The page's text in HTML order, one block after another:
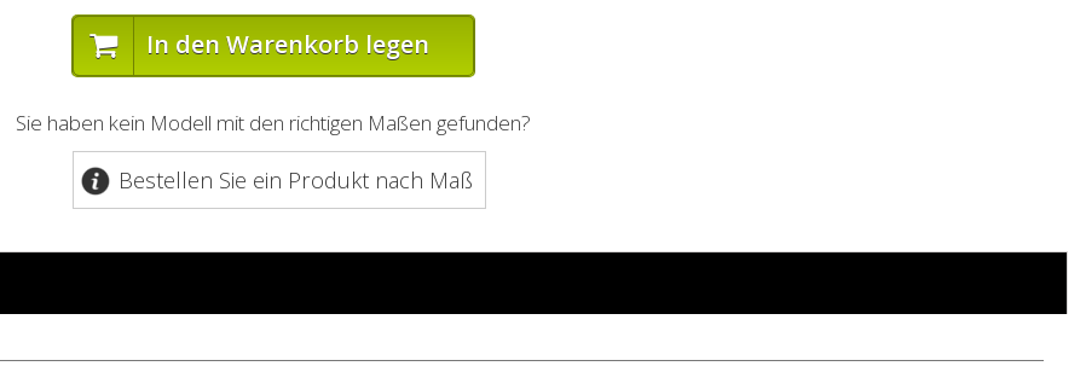
In den Warenkorb legen
Sie haben kein Modell mit den richtigen Maßen gefunden?
Bestellen Sie ein Produkt nach Maß